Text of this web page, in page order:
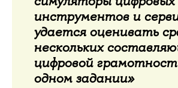
инструментов и
удается оценивать
нескольких
цифровой
одном задании»